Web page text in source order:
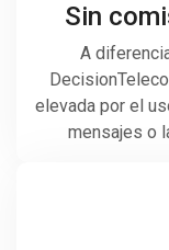
Sin
A
elevada por el
mensajes o